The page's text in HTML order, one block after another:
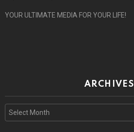
YOUR ULTIMATE MEDIA FOR YOUR LIFE!
ARCHIVES
Archives